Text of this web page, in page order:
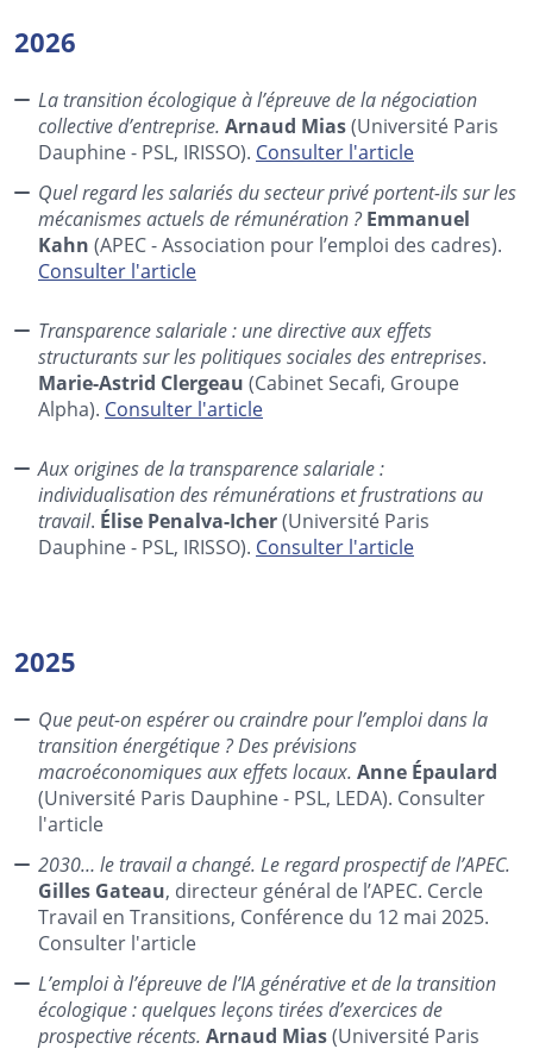
2026
La transition écologique à l’épreuve de la négociation
collective d’entreprise. Arnaud Mias(Université Paris
Dauphine - PSL, IRISSO). Consulter l'article
Quel regard les salariés du secteur privé portent-ils sur les
mécanismes actuels de rémunération ?Emmanuel
Kahn (APEC - Association pour l’emploi des cadres).
Consulter l'article
Transparence salariale : une directive aux effets
structurants sur les politiques sociales des entreprises.
Marie-Astrid Clergeau (Cabinet Secafi, Groupe
Alpha). Consulter l'article
Aux origines de la transparence salariale :
individualisation des rémunérations et frustrations au
travail. Élise Penalva-Icher(Université Paris
Dauphine - PSL, IRISSO). Consulter l'article
2025
Que peut-on espérer ou craindre pour l’emploi dans la
transition énergétique ? Des prévisions
macroéconomiques aux effets locaux. Anne Épaulard
(Université Paris Dauphine - PSL, LEDA). Consulter
l'article
2030… le travail a changé. Le regard prospectif de l’APEC.
Gilles Gateau, directeur général de l’APEC. Cercle
Travail en Transitions, Conférence du 12 mai 2025.
Consulter l'article
L’emploi à l’épreuve de l’IA générative et de la transition
écologique : quelques leçons tirées d’exercices de
prospective récents. Arnaud Mias(Université Paris